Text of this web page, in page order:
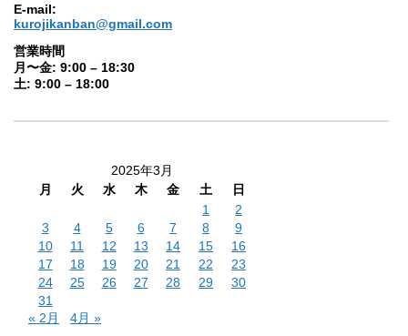
E-mail:
kurojikanban@gmail.com
営業時間
月〜金: 9:00 – 18:30
土: 9:00 – 18:00
2025年3月
月
火 水 木 金 土
日
1
2
3
4 5 6 7 8
9
10
11 12 13 14 15
16
17
18 19 20 21 22
23
24
25 26 27 28 29
30
31
« 2月
4月 »